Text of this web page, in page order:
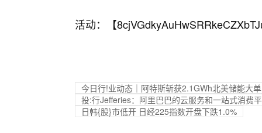
活动：【
今日行!业动态｜阿特斯斩获2.1GWh北美储能大单
投:行Jefferies：阿里巴巴的云服务和一站式消费
日韩{股}市低开 日经225指数开盘下跌1.0%